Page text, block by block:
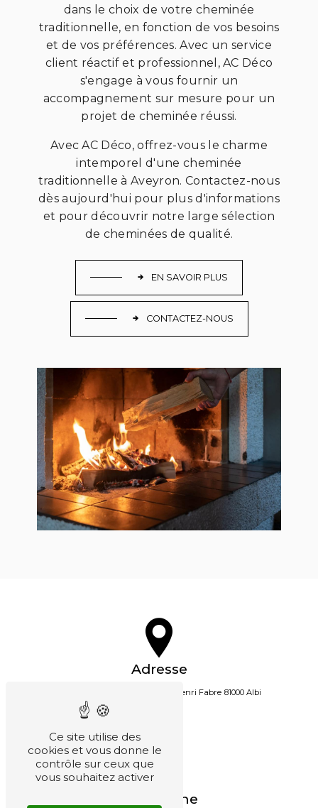
dans le choix de votre cheminée
traditionnelle, en fonction de vos besoins
et de vos préférences. Avec un service
client réactif et professionnel, AC Déco
s'engage à vous fournir un
accompagnement sur mesure pour un
projet de cheminée réussi.
Avec AC Déco, offrez-vous le charme
intemporel d'une cheminée
traditionnelle à Aveyron. Contactez-nous
dès aujourd'hui pour plus d'informations
et pour découvrir notre large sélection
de cheminées de qualité.
EN SAVOIR PLUS
CONTACTEZ-NOUS
Adresse
Zone de Montplaisir Rue Jean-Henri Fabre 81000 Albi
Téléphone
Ce site utilise des
cookies et vous donne le
contrôle sur ceux que
vous souhaitez activer